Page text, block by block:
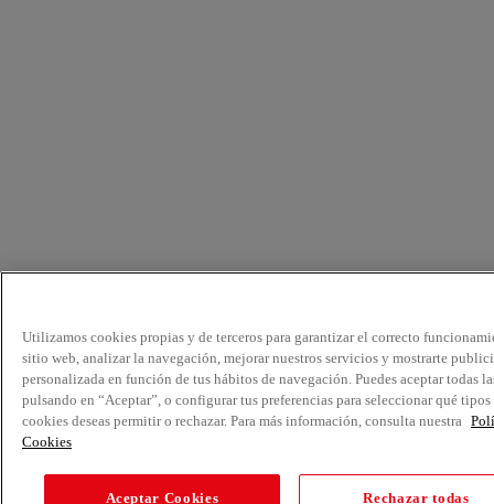
Utilizamos cookies propias y de terceros para garantizar el correcto
sitio web, analizar la navegación, mejorar nuestros servicios y mostrarte
personalizada en función de tus hábitos de navegación. Puedes aceptar todas
pulsando en “Aceptar”, o configurar tus preferencias para seleccionar qué tipos
cookies deseas permitir o rechazar. Para más información, consulta nuestra
Cookies
Aceptar Cookies Rechazar todas